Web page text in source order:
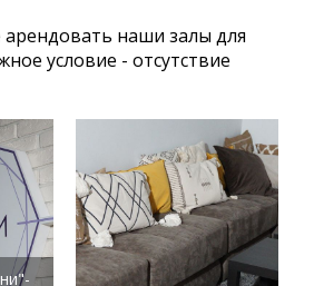
наши залы для
условие - отсутствие